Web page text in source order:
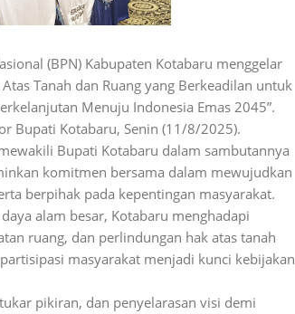
(BPN) Kabupaten Kotabaru menggelar
Tanah dan Ruang yang Berkeadilan untuk
Menuju Indonesia Emas 2045”.
Bupati Kotabaru, Senin (11/8/2025).
Bupati Kotabaru dalam sambutannya
komitmen bersama dalam mewujudkan
berpihak pada kepentingan masyarakat.
alam besar, Kotabaru menghadapi
ruang, dan perlindungan hak atas tanah
masyarakat menjadi kunci kebijakan
pikiran, dan penyelarasan visi demi